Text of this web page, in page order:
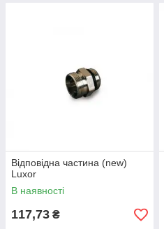
Відповідна частина (new)
Luxor
В наявності
117,73 ₴